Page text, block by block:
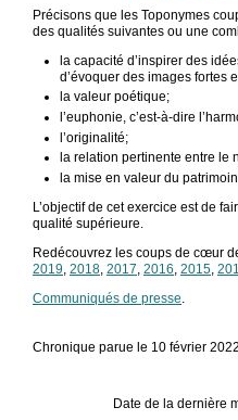
Précisons que les Toponymes
des qualités suivantes ou une
la capacité d’inspirer des
d’évoquer des images fortes
la valeur poétique;
l’euphonie, c’est-à-dire
l’originalité;
la relation pertinente entre le
la mise en valeur du
L’objectif de cet exercice est de
qualité supérieure.
Redécouvrez les coups de cœur
2019 2018 2017 2016 2015
Communiqués de presse
Chronique parue le 10 février 2022.
Date de la dernière